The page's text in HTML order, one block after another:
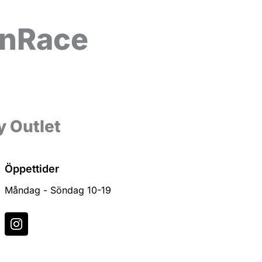
Outlet
Öppettider
Måndag - Söndag 10-19